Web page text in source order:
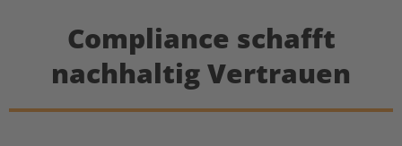
Compliance schafft
nachhaltig Vertrauen